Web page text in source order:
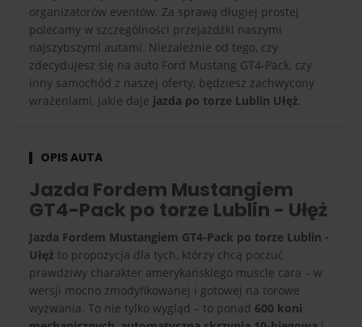
organizatorów eventów. Za sprawą długiej prostej
polecamy w szczególności przejażdżki naszymi
najszybszymi autami. Niezależnie od tego, czy
zdecydujesz się na auto Ford Mustang GT4-Pack, czy
inny samochód z naszej oferty, będziesz zachwycony
wrażeniami, jakie daje jazda po torze Lublin Ułęż.
OPIS AUTA
Jazda Fordem Mustangiem
GT4-Pack po torze Lublin - Ułęż
Jazda Fordem Mustangiem GT4-Pack po torze Lublin -
Ułęż to propozycja dla tych, którzy chcą poczuć
prawdziwy charakter amerykańskiego muscle cara – w
wersji mocno zmodyfikowanej i gotowej na torowe
wyzwania. To nie tylko wygląd – to ponad 600 koni